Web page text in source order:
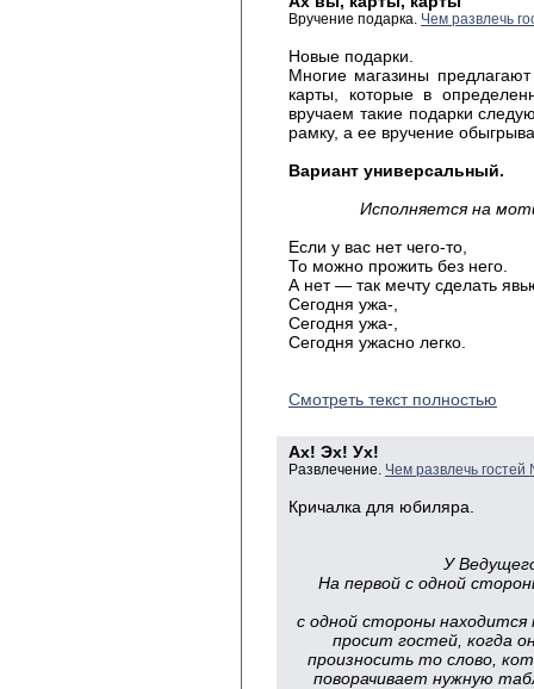
Вручение подарка. Чем развлечь
Новые подарки.
Многие магазины
карты, которые в
вручаем такие подарки
рамку, а ее вручение
Вариант универсальный.
Исполняется на
Если у вас нет чего-то,
То можно прожить без него.
А нет — так мечту сделать
Сегодня ужа-,
Сегодня ужа-,
Сегодня ужасно легко.
Смотреть текст полностью
Ах! Эх! Ух!
Развлечение. Чем развлечь
Кричалка для юбиляра.
У
На первой с одной
с одной стороны
просит гостей, когда
произносить то слово,
поворачивает нужную